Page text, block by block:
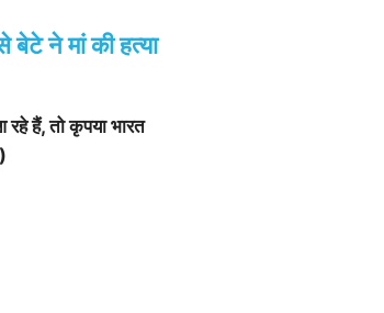
ने मां की हत्या
हैं, तो कृपया भारत